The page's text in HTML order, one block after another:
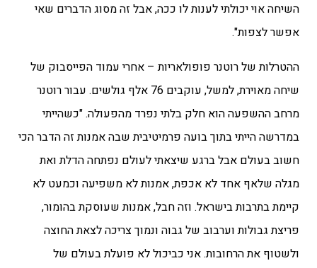
השיחה אוי יכולתי לענות לו ככה, אבל זה מסוג הדברים שאי
אפשר לצפות".
ההטרלות של רוטנר פופולאריות – אחרי עמוד הפייסבוק של
שיחה מאוירת, למשל, עוקבים 76 אלף גולשים. עבור רוטנר
מרחב ההשפעה הוא חלק בלתי נפרד מהפעולה. "כשהייתי
במדרשה הייתי בתוך בועה פרמיטיבית שבה אמנות זה הדבר הכי
חשוב בעולם אבל ברגע שיצאתי לעולם נפתחה הדלת ואת
מגלה שלאף אחד לא אכפת, אמנות לא משפיעה וכמעט לא
קיימת בתרבות בישראל. וזה חבל, אמנות שעוסקת בהומור,
פריצת גבולות וערבוב של גבוה ונמוך צריכה לצאת החוצה
ולשטוף את הרחובות.אני כביכול לא פועלת בעולם של